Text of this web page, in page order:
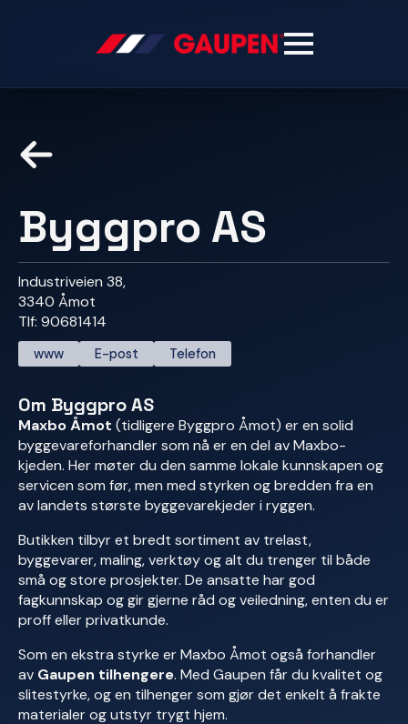
Byggpro AS
Industriveien 38,
3340 Åmot
Tlf: 90681414
www E-post Telefon
Om Byggpro AS
Maxbo Åmot (tidligere Byggpro Åmot) er en solid
byggevareforhandler som nå er en del av Maxbo-
kjeden. Her møter du den samme lokale kunnskapen og
servicen som før, men med styrken og bredden fra en
av landets største byggevarekjed­er i ryggen.
Butikken tilbyr et bredt sortiment av trelast,
byggevarer, maling, verktøy og alt du trenger til både
små og store prosjekter. De ansatte har god
fagkunnskap og gir gjerne råd og veiledning, enten du er
proff eller privatkunde.
Som en ekstra styrke er Maxbo Åmot også forhandler
av Gaupen tilhengere. Med Gaupen får du kvalitet og
slitestyrke, og en tilhenger som gjør det enkelt å frakte
materialer og utstyr trygt hjem.